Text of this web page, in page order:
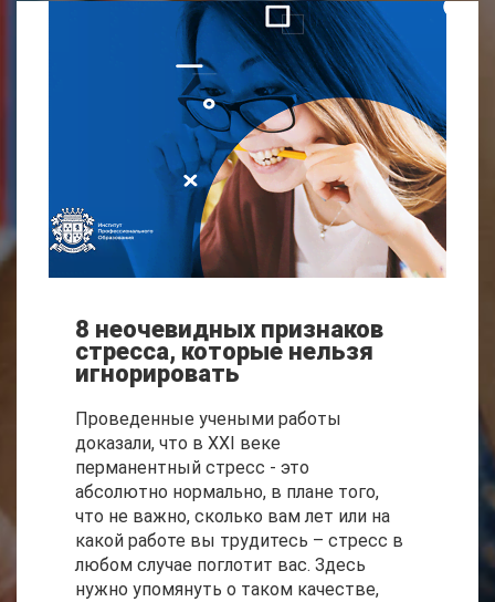
8 неочевидных признаков
стресса, которые нельзя
игнорировать
Проведенные учеными работы
доказали, что в XXI веке
перманентный стресс - это
абсолютно нормально, в плане того,
что не важно, сколько вам лет или на
какой работе вы трудитесь – стресс в
любом случае поглотит вас. Здесь
нужно упомянуть о таком качестве,